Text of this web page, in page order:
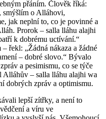
přáním. Člověk říká:
smýšlím o Alláhovi,
jak neplní to, co je povinné a
Prorok – salla lláhu alajhi
k dobrému uctívání.“
řekl: „Žádná nákaza a žádné
– dobré slovo.“ Bývalo
a pesimismu, co se týče
Alláhův – salla lláhu alajhi wa
dobrých zpráv a optimismu.
lepší zítřky, a není to
a víru ve